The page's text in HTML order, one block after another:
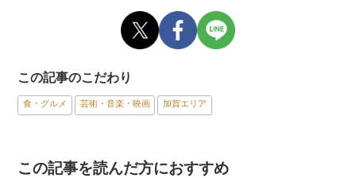
この記事のこだわり
食・グルメ 芸術・音楽・映画 加賀エリア
この記事を読んだ方におすすめ